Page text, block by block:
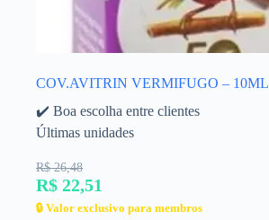
COV.AVITRIN VERMIFUGO – 10ML
✔️ Boa escolha entre clientes
Últimas unidades
R$ 26,48
R$ 22,51
🔒 Valor exclusivo para membros